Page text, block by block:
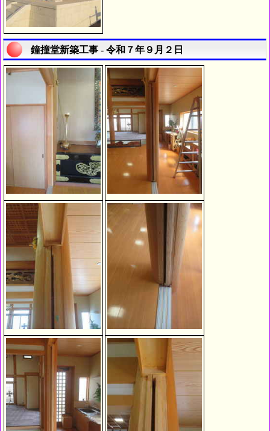
鐘撞堂新築工事 - 令和７年９月２日